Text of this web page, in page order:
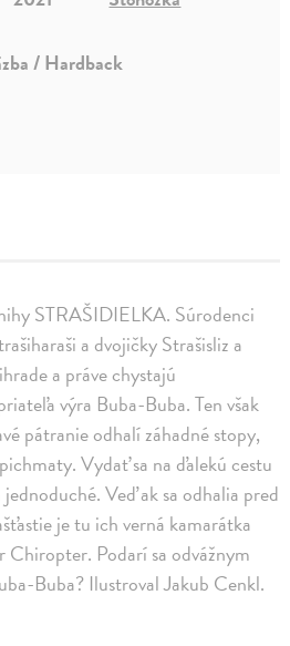
STRAŠIDIELKA. Súrodenci
a dvojičky Strašisliz a
a práve chystajú
výra Buba-Buba. Ten však
pátranie odhalí záhadné stopy,
Vydať sa na ďalekú cestu
Veď ak sa odhalia pred
je tu ich verná kamarátka
Podarí sa odvážnym
Buba? Ilustroval Jakub Cenkl.
/ Hardback